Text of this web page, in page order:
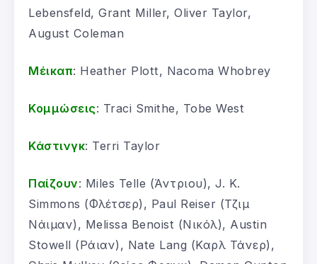
Lebensfeld, Grant Miller, Oliver Taylor,
August Coleman
Μέικαπ: Heather Plott, Nacoma Whobrey
Κομμώσεις: Traci Smithe, Tobe West
Κάστινγκ: Terri Taylor
Παίζουν: Miles Telle (Άντριου), J. K.
Simmons (Φλέτσερ), Paul Reiser (Τζιμ
Νάιμαν), Melissa Benoist (Νικόλ), Austin
Stowell (Ράιαν), Nate Lang (Καρλ Τάνερ),